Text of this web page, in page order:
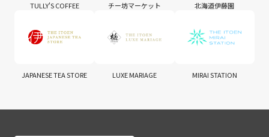
TULLY'S COFFEE チー坊マーケット 北海道伊藤園
JAPANESE TEA STORE LUXE MARIAGE MIRAI STATION